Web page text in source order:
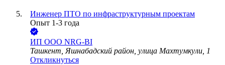
Инженер ПТО по инфраструктурным проектам
Опыт 1-3 года
ИП ООО NRG-BI
Ташкент, Яшнабадский район, улица Махтумкули, 1
Откликнуться